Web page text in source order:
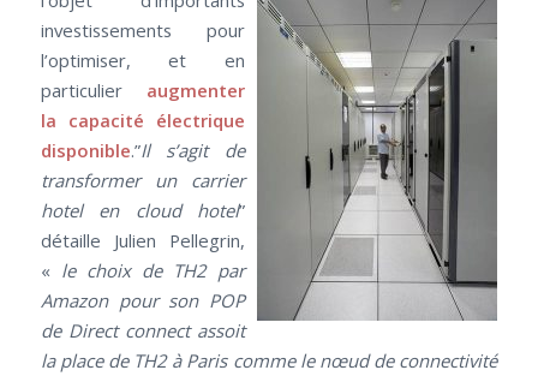
investissements pour
l’optimiser, et en
particulier augmenter
la capacité électrique
disponible.”Il s’agit de
transformer un carrier
hotel en cloud hotel”
détaille Julien Pellegrin,
« le choix de TH2 par
Amazon pour son POP
de Direct connect assoit
la place de TH2 à Paris comme le nœud de connectivité